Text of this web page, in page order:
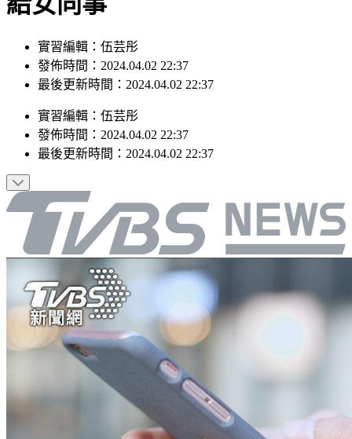
發佈時間：2024.04.02 22:37
最後更新時間：2024.04.02 22:37
發佈時間： 2024.04.02 22:37
最後更新時間：2024.04.02 22:37